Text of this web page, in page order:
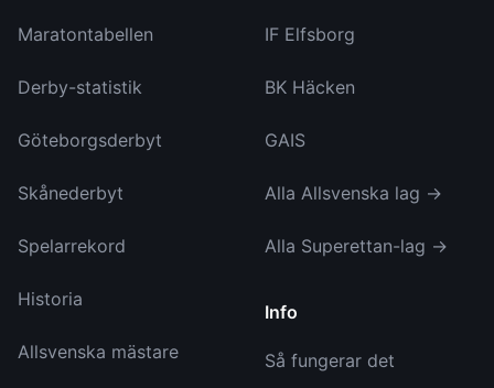
Maratontabellen
Derby-statistik
Göteborgsderbyt
Skånederbyt
Spelarrekord
Historia
Allsvenska mästare
IF Elfsborg
BK Häcken
GAIS
Alla Allsvenska lag →
Alla Superettan-lag →
Info
Så fungerar det